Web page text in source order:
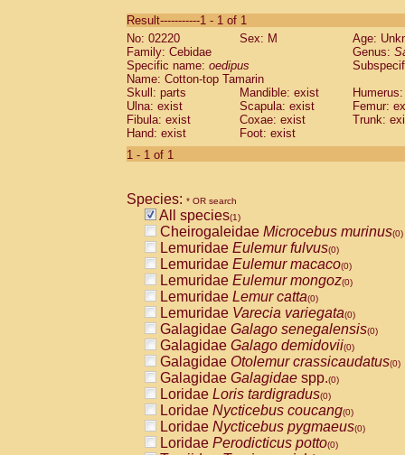
CebidaeSaguinus labiatus(0)
Cebidae Saguinus leucopus (0)
Cebidae
CebidaeSaguinus mystax
Cebidae Saguinus nigricollis (0)
Cebidae Saguinus oedipus
Cebidae Saguinus weddelli
Cebidae Saguinusspp.
Cebidae
CebidaeCebus capucinus
CebidaeCebus nigrivittatus
CebidaeCebus spp.(0)
CebidaeSaimiri boliviensis(0)
CebidaeSaimiri sciureus(0)
AtelidaeAlouatta caraya(0)
AtelidaeAlouatta fusca(0)
AtelidaeAlouatta seniculus(0)
AtelidaeAlouattaspp.(0)
AtelidaeAteles belzebuth(0)
AtelidaeAteles geoffroyi(0)
AtelidaeAteles paniscus(0)
AtelidaeAtelesspp.(0)
AtelidaeLagothrix lagothricha(0)
AtelidaeLagothrix lagothricha cana
PitheciidaeCacajao calvus
Result-----------1 - 1 of 1
No: 02220
Sex: M
Age:
Family: Cebidae
Genus:
Specific name: oedipus
Name: Cotton-top Tamarin
Skull: parts
Mandible: exist
Ulna: exist
Scapula: exist
Femur:
Fibula: exist
Coxae: exist
Trunk:
Hand: exist
Foot: exist
1 - 1 of 1
Species: * OR search
All species(1)
Cheirogaleidae Microcebus murinus(0)
Lemuridae Eulemur fulvus(0)
Lemuridae Eulemur macaco(0)
Lemuridae Eulemur mongoz(0)
Lemuridae Lemur catta(0)
Lemuridae Varecia variegata(0)
Galagidae Galago senegalensis(0)
Galagidae Galago demidovii(0)
Galagidae Otolemur crassicaudatus(0)
Galagidae Galagidae spp.(0)
Loridae Loris tardigradus(0)
Loridae Nycticebus coucang(0)
Loridae Nycticebus pygmaeus(0)
Loridae Perodicticus potto(0)